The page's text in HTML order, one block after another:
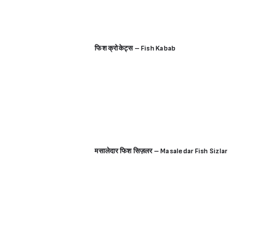
फिश क्रोकेट्स – Fish Kabab
मसालेदार फिश सिज़लर – Masaledar Fish Sizlar